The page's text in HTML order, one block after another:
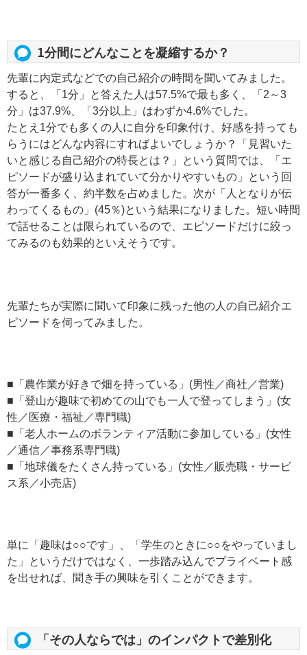
1分間にどんなことを凝縮するか？
先輩に内定式などでの自己紹介の時間を聞いてみました。
すると、「1分」と答えた人は57.5%で最も多く、「2～3
分」は37.9%、「3分以上」はわずか4.6%でした。
たとえ1分でも多くの人に自分を印象付け、好感を持っても
らうにはどんな内容にすればよいでしょうか？「見習いた
いと感じる自己紹介の特長とは？」という質問では、「エ
ピソードが盛り込まれていて分かりやすいもの」という回
答が一番多く、約半数を占めました。次が「人となりが伝
わってくるもの」(45％)という結果になりました。短い時間
で話せることは限られているので、エピソードだけに絞っ
てみるのも効果的といえそうです。
先輩たちが実際に聞いて印象に残った他の人の自己紹介エ
ピソードを伺ってみました。
■「農作業が好きで畑を持っている」(男性／商社／営業)
■「登山が趣味で初めての山でも一人で登ってしまう」(女
性／医療・福祉／専門職)
■「老人ホームのボランティア活動に参加している」(女性
／通信／事務系専門職)
■「地球儀をたくさん持っている」(女性／販売職・サービ
ス系／小売店)
単に「趣味は○○です」、「学生のときに○○をやっていまし
た」というだけではなく、一歩踏み込んでプライベート感
を出せれば、聞き手の興味を引くことができます。
「その人ならでは」のインパクトで差別化